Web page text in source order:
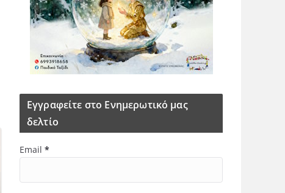
Εγγραφείτε στο Ενημερωτικό μας
δελτίο
Email *